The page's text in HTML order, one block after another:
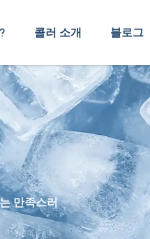
콜러 소개 블로그
만족스러